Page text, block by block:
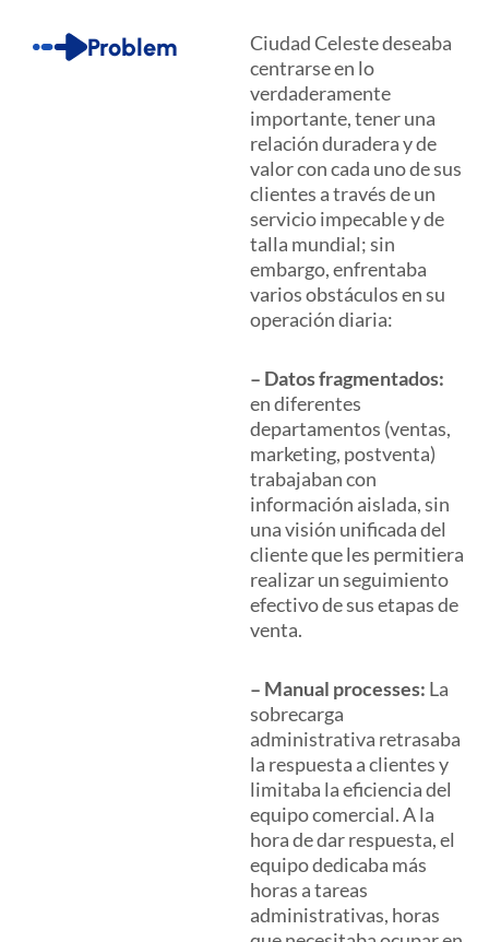
Problem
Ciudad Celeste deseaba
centrarse en lo
verdaderamente
importante, tener una
relación duradera y de
valor con cada uno de sus
clientes a través de un
servicio impecable y de
talla mundial; sin
embargo, enfrentaba
varios obstáculos en su
operación diaria:
– Datos fragmentados:
en diferentes
departamentos (ventas,
marketing, postventa)
trabajaban con
información aislada, sin
una visión unificada del
cliente que les permitiera
realizar un seguimiento
efectivo de sus etapas de
venta.
– Manual processes: La
sobrecarga
administrativa retrasaba
la respuesta a clientes y
limitaba la eficiencia del
equipo comercial. A la
hora de dar respuesta, el
equipo dedicaba más
horas a tareas
administrativas, horas